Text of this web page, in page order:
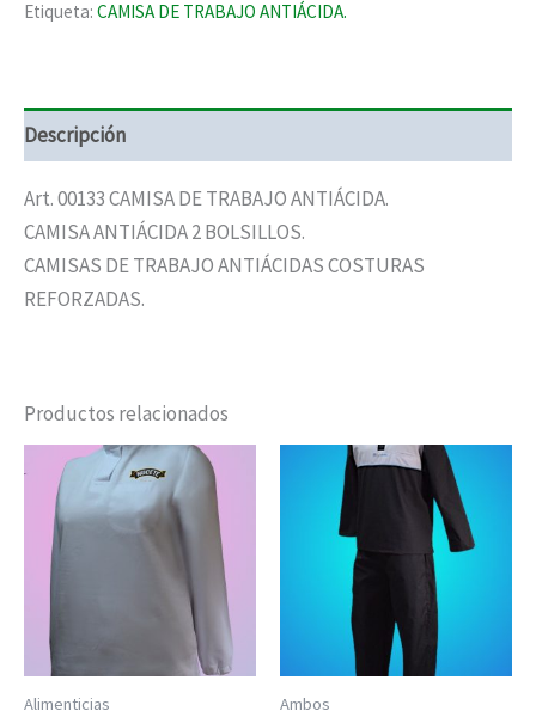
cantidad
Etiqueta: CAMISA DE TRABAJO ANTIÁCIDA.
Descripción
Art. 00133 CAMISA DE TRABAJO ANTIÁCIDA.
CAMISA ANTIÁCIDA 2 BOLSILLOS.
CAMISAS DE TRABAJO ANTIÁCIDAS COSTURAS
REFORZADAS.
Productos relacionados
Alimenticias Ambos